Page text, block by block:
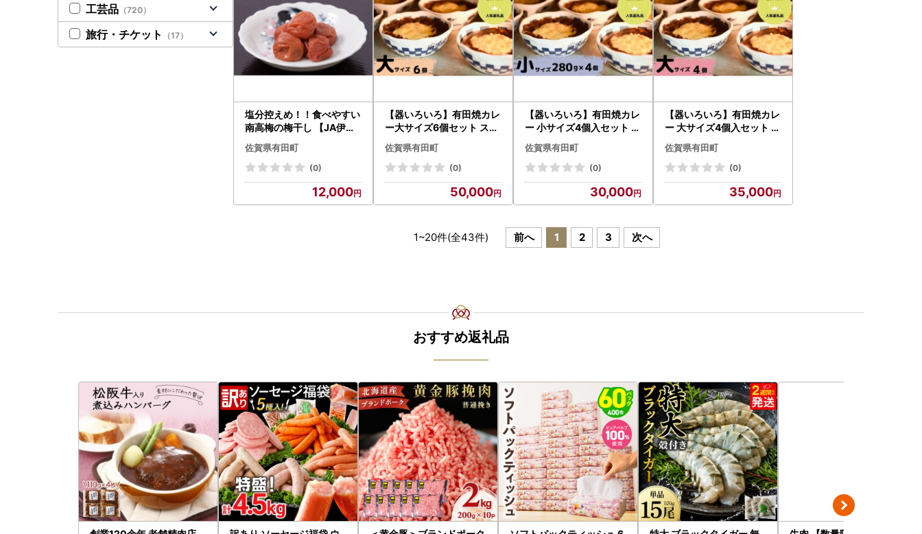
・飲食品のお礼の品につきまして、お届けの際に不在が続き配達できなかった場合、再送はいたしかねます。
※飲食品以外のお品で再配送を希望される場合は、送料をご負担いただきます。
※複数の返礼品をお申込みの場合は、それぞれ別々の発送になります。
発送手配や発送日も異なりますので、それぞれの受け取りをお願いいたします。
・当町へのご寄附については、お礼の品の受取回数の制限は設けておりません。同一年内で複数回の寄附を行った場合でも、その
都度、お礼の品を受け取ることができます。
塩分控えめ！！食べやすい
南高梅の梅干し 【JA伊万
bu002
佐賀県有田町
(0)
12,000
【器いろいろ】有田焼カレ
ー大サイズ6個セット スパ
り物 人気 お取り寄せ 冷凍
器 食器 al024
佐賀県有田町
(0)
50,000
【器いろいろ】有田焼カレ
ー 小サイズ4個入セット ス
贈り物 人気 お取り寄せ 冷
凍 器 食器 al020
佐賀県有田町
(0)
30,000
【器いろいろ】有田焼カレ
ー 大サイズ4個入セット ス
贈り物 人気 お取り寄せ 冷
凍 器 食器 al021
佐賀県有田町
(0)
35,000
1~20件(全43件) 前へ 1 2 3 次へ
工芸品 （720）
旅行・チケット （17）
おすすめ返礼品